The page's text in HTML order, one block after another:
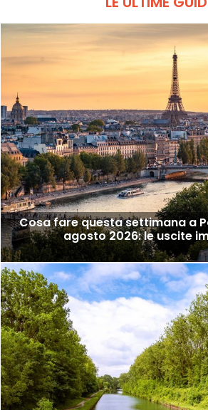
Cosa fare questa settimana a
agosto 2026: le uscite